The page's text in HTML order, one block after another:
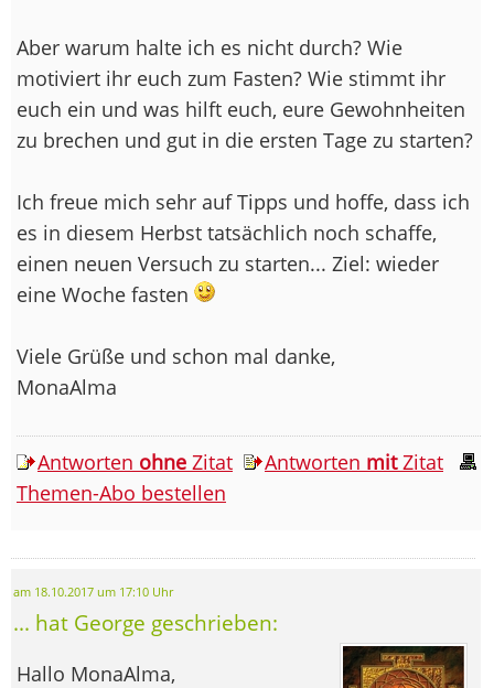
Aber warum halte ich es nicht durch? Wie
motiviert ihr euch zum Fasten? Wie stimmt ihr
euch ein und was hilft euch, eure Gewohnheiten
zu brechen und gut in die ersten Tage zu starten?
Ich freue mich sehr auf Tipps und hoffe, dass ich
es in diesem Herbst tatsächlich noch schaffe,
einen neuen Versuch zu starten... Ziel: wieder
eine Woche fasten
Viele Grüße und schon mal danke,
MonaAlma
Antworten ohne Zitat Antworten mitZitat
Themen-Abo bestellen
am 18.10.2017 um 17:10 Uhr
... hat George geschrieben:
Hallo MonaAlma,